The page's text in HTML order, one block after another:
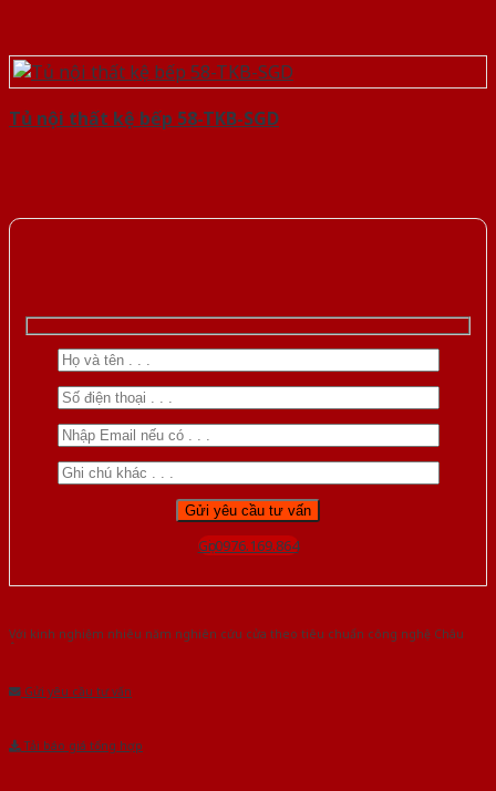
Tủ nội thất kệ bếp 58-TKB-SGD
Gọi 0976.169.864
Với kinh nghiệm nhiêu năm nghiên cứu cửa theo tiêu chuẩn công nghệ Châu
Gửi yêu cầu tư vấn
Tải báo giá tổng hợp